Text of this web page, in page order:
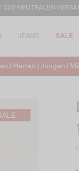
CO2-NEUTRALEN
JEANS SALE
Herren Jungen